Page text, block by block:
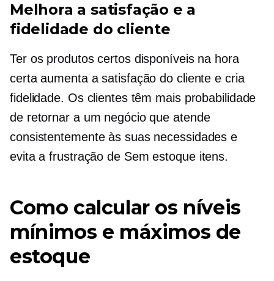
Melhora a satisfação e a
fidelidade do cliente
Ter os produtos certos disponíveis na hora
certa aumenta a satisfação do cliente e cria
fidelidade. Os clientes têm mais probabilidade
de retornar a um negócio que atende
consistentemente às suas necessidades e
evita a frustração de Sem estoqueitens.
Como calcular os níveis
mínimos e máximos de
estoque